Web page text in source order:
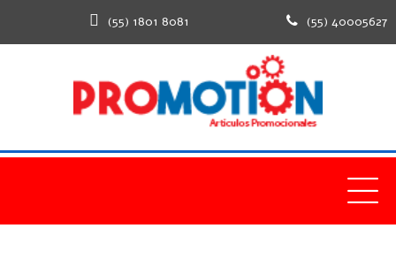
(55) 1801 8081 (55) 40005627